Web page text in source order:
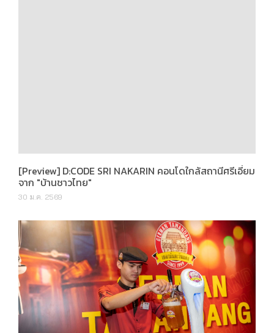
[Preview] D:CODE SRI NAKARIN คอนโดใกล้สถานีศรีเอี่ยม
จาก "บ้านชาวไทย"
30 ม.ค. 2569